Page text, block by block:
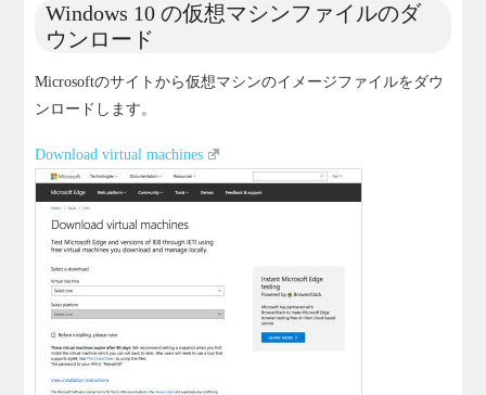
Windows 10 の仮想マシンファイルのダ
ウンロード
Microsoftのサイトから仮想マシンのイメージファイルをダウ
ンロードします。
Download virtual machines